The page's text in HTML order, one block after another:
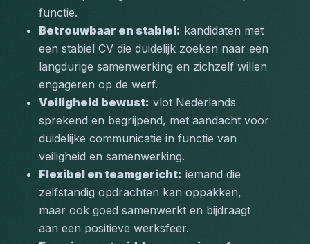
functie.
Betrouwbaar en stabiel: kandidaten met
een stabiel CV die duidelijk zoeken naar een
langdurige samenwerking en zichzelf willen
engageren op de werf.
Veiligheid bewust: vlot Nederlands
sprekend en begrijpend, met aandacht voor
duidelijke communicatie in functie van
veiligheid en samenwerking.
Flexibel en teamgericht: iemand die
zelfstandig opdrachten kan oppakken,
maar ook goed samenwerkt en bijdraagt
aan een positieve werksfeer.